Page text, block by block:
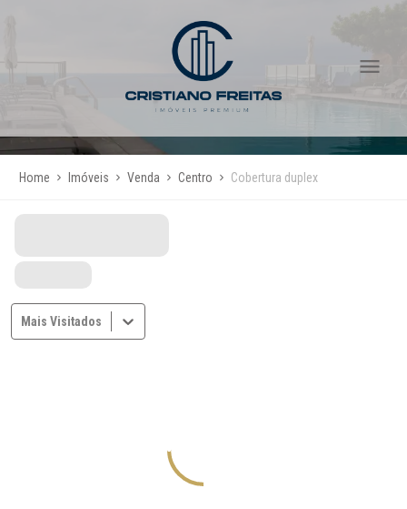
Home Imóveis Venda Centro Cobertura duplex
Mais Visitados